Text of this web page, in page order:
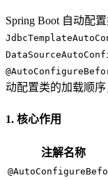
Spring Boot 自动配
动配置类的加载顺序
1. 核心作用
注解名称